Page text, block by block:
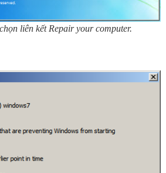
liên kết Repair your computer.